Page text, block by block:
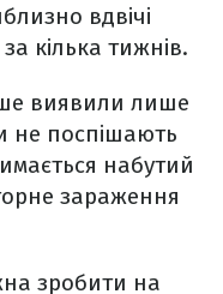
вдвічі
кілька тижнів.
виявили лише
не поспішають
набутий
зараження
зробити на